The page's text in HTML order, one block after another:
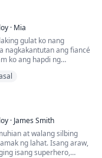
gulang na ako, hawak ako
sinisisi ang aking ama
· Mia
gulat ko nang
nagkakantutan ang fiancé
ko ang hapdi ng
doktor na ito ay tila
na hindi ko alam...
· James Smith
at walang silbing
ng lahat. Isang araw,
isang superhero,